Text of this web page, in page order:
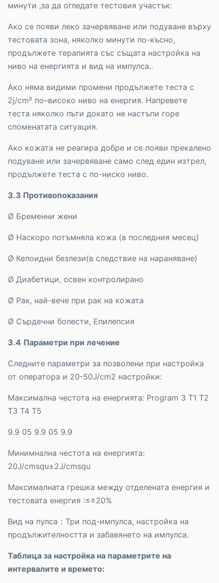
минути ,за да огледате тестовия участък:
Ако се появи леко зачервяване или подуване върху
тестовата зона, няколко минути по-късно,
продължете терапията със същата настройка на
ниво на енергията и вид на импулса..
Ако няма видими промени продължете теста с
2j/cm² по–високо ниво на енергия. Напревете
теста няколко пъти докато не настъпи горе
споменатата ситуация.
Ако кожата не реагира добре и се появи прекалено
подуване или зачервяване само след един изтрел,
продължете теста с по-ниско ниво.
3.3 Противопоказания
Ø Бременни жени
Ø Наскоро потъмняла кожа (в последния месец)
Ø Келоидни безлези(в следствие на нараняване)
Ø Диабетици, освен контролирано
Ø Рак, най-вече при рак на кожата
Ø Сърдечни болести, Епилепсия
3.4 Параметри при лечение
Следните параметри за позволени при настройка
от оператора и 20-50J/cm2 настройки:
Максимална честота на енергията: Program 3 T1 T2
T3 T4 T5
9.9 05 9.9 05 9.9
Минимнална честота на енергията:
20J/cmsqu±2J/cmsqu
Максималната грешка между отделената енергия и
тестовата енергия :≤±20%
Вид на пулса：Три под-импулса, настройка на
продължителността и забавянето на импулса.
Таблица за настройка на параметрите на
интервалите и времето: